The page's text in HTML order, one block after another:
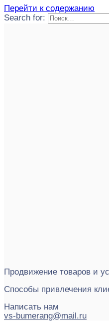
Перейти к содержанию
Search for:
Продвижение товаров и
Способы привлечения
Написать нам
vs-bumerang@mail.ru